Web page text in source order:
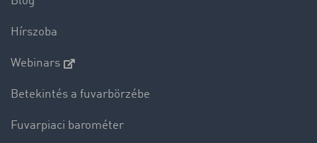
Hírszoba
Webinars
Betekintés a fuvarbörzébe
Fuvarpiaci barométer